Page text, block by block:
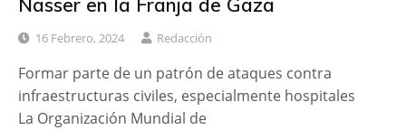
Nasser en la Franja de Gaza
16 Febrero, 2024 Redacción
Formar parte de un patrón de ataques contra
infraestructuras civiles, especialmente hospitales
La Organización Mundial de